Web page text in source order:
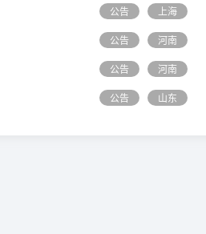
公告 上海
公告 河南
公告 河南
公告 山东